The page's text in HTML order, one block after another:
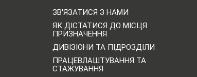
ЗВ'ЯЗАТИСЯ З НАМИ
ЯК ДІСТАТИСЯ ДО МІСЦЯ
ПРИЗНАЧЕННЯ
ДИВІЗІОНИ ТА ПІДРОЗДІЛИ
ПРАЦЕВЛАШТУВАННЯ ТА
СТАЖУВАННЯ